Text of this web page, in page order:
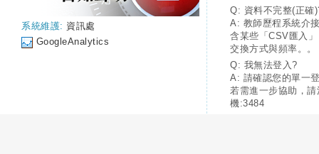
系統維護: 資訊處
GoogleAnalytics
Q: 資料不完整(正確
A: 教師歷程系統介
含某些「CSV匯入
交換方式與頻率。。
Q: 我無法登入?
A: 請確認您的單一
若需進一步協助，
機:3484